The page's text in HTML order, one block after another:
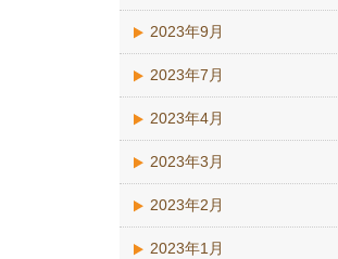
2023年9月
2023年7月
2023年4月
2023年3月
2023年2月
2023年1月